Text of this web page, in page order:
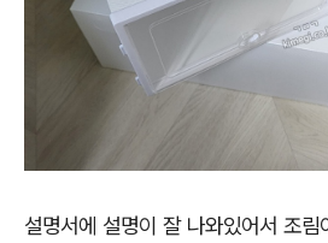
설명서에 설명이 잘 나와있어서 조림